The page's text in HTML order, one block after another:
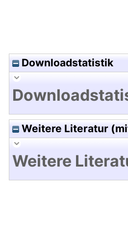
Downloadstatistik
Weitere Literatur
Weitere